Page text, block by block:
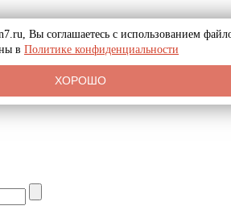
Вы соглашаетесь с использованием
в Политике конфиденциальности
ХОРОШО